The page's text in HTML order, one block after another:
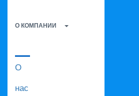
О КОМПАНИИ
О
нас